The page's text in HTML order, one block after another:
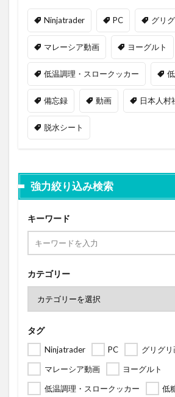
Ninjatrader PC グリ
マレーシア動画 ヨーグルト
低温調理・スロークッカー
備忘録 動画 日本人村
脱水シート
強力絞り込み検索
キーワード
カテゴリー
タグ
Ninjatrader PC
グリグリ
マレーシア動画
ヨーグルト
低温調理・スロークッカー
低